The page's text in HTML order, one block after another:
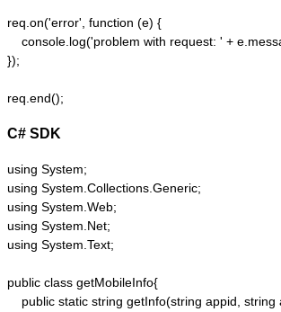
req.on('error', function (e) {
console.log('problem with request: ' +
});
C# SDK
using System;
using System.Collections.Generic;
using System.Web;
using System.Net;
using System.Text;
public class getMobileInfo{
public static string getInfo(string appid,